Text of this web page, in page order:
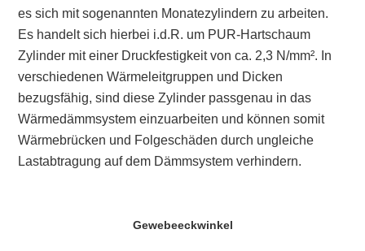
es sich mit sogenannten Monatezylindern zu arbeiten.
Es handelt sich hierbei i.d.R. um PUR-Hartschaum
Zylinder mit einer Druckfestigkeit von ca. 2,3 N/mm². In
verschiedenen Wärmeleitgruppen und Dicken
bezugsfähig, sind diese Zylinder passgenau in das
Wärmedämmsystem einzuarbeiten und können somit
Wärmebrücken und Folgeschäden durch ungleiche
Lastabtragung auf dem Dämmsystem verhindern.
Gewebeeckwinkel